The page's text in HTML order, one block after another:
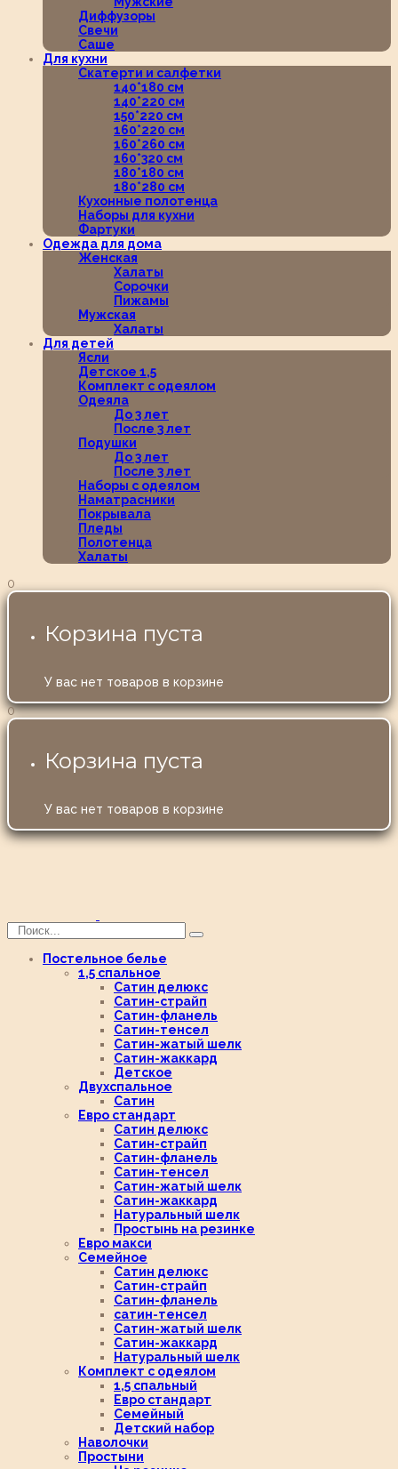
Диффузоры
Свечи
Саше
Для кухни
Скатерти и салфетки
140*180 см
140*220 см
150*220 см
160*220 см
160*260 см
160*320 см
180*180 см
180*280 см
Кухонные полотенца
Наборы для кухни
Фартуки
Одежда для дома
Женская
Халаты
Сорочки
Пижамы
Мужская
Халаты
Для детей
Ясли
Детское 1,5
Комплект с одеялом
Одеяла
До 3 лет
После 3 лет
Подушки
До 3 лет
После 3 лет
Наборы с одеялом
Наматрасники
Покрывала
Пледы
Полотенца
Халаты
0
Корзина пуста
У вас нет товаров в корзине
0
Корзина пуста
У вас нет товаров в корзине
Постельное белье
1,5 спальное
Сатин делюкс
Сатин-страйп
Сатин-фланель
Сатин-тенсел
Сатин-жатый шелк
Сатин-жаккард
Детское
Двухспальное
Сатин
Евро стандарт
Сатин делюкс
Сатин-страйп
Сатин-фланель
Сатин-тенсел
Сатин-жатый шелк
Сатин-жаккард
Натуральный шелк
Простынь на резинке
Евро макси
Семейное
Сатин делюкс
Сатин-страйп
Сатин-фланель
сатин-тенсел
Сатин-жатый шелк
Сатин-жаккард
Натуральный шелк
Комплект с одеялом
1,5 спальный
Евро стандарт
Семейный
Детский набор
Наволочки
Простыни